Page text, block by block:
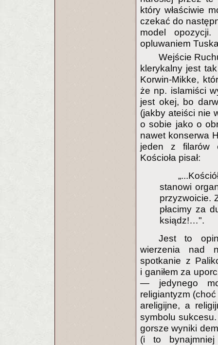
który właściwie
czekać do
model
opluwaniem
Wejście
klerykalny jest
Korwin-Mikke,
że np. islamiści
jest okej, bo
(jakby ateiści nie
o sobie jako o
nawet konserwa
jeden z filarów
Kościoła pisał:
stanowi
przyzwoicie.
płacimy za
ksiądz!…".
Jest to
wierzenia nad
spotkanie z
i ganiłem za
— jedynego
religiantyzm
areligijne, a
symbolu
gorsze wyniki
(i to